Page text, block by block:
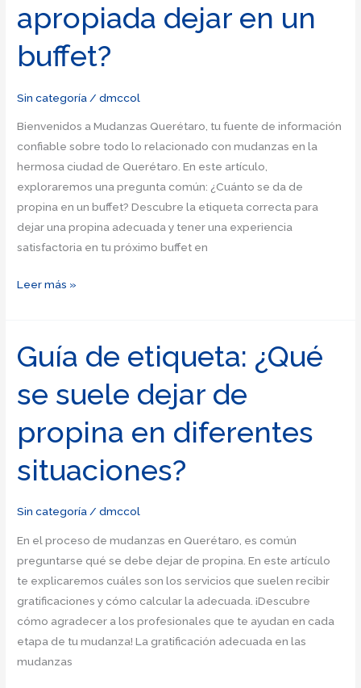
al
mozo
durante
en
Querétaro?
apropiada dejar en un
buffet?
Sin categoría /dmccol
Bienvenidos a Mudanzas Querétaro, tu fuente de información
confiable sobre todo lo relacionado con mudanzas en la
hermosa ciudad de Querétaro. En este artículo,
exploraremos una pregunta común: ¿Cuánto se da de
propina en un buffet? Descubre la etiqueta correcta para
dejar una propina adecuada y tener una experiencia
satisfactoria en tu próximo buffet en
¿Cuánta
apropiada
dejar
un
buffet?
Leer más »
Guía de etiqueta: ¿Qué
se suele dejar de
propina en diferentes
situaciones?
Sin categoría /dmccol
En el proceso de mudanzas en Querétaro, es común
preguntarse qué se debe dejar de propina. En este artículo
te explicaremos cuáles son los servicios que suelen recibir
gratificaciones y cómo calcular la adecuada. ¡Descubre
cómo agradecer a los profesionales que te ayudan en cada
etapa de tu mudanza! La gratificación adecuada en las
mudanzas